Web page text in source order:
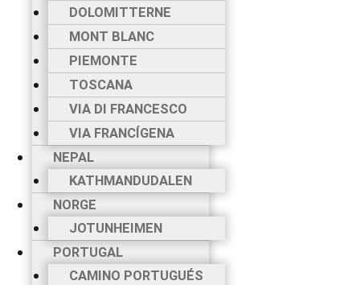
DOLOMITTERNE
MONT BLANC
PIEMONTE
TOSCANA
VIA DI FRANCESCO
VIA FRANCÍGENA
NEPAL
KATHMANDUDALEN
NORGE
JOTUNHEIMEN
PORTUGAL
CAMINO PORTUGUÉS